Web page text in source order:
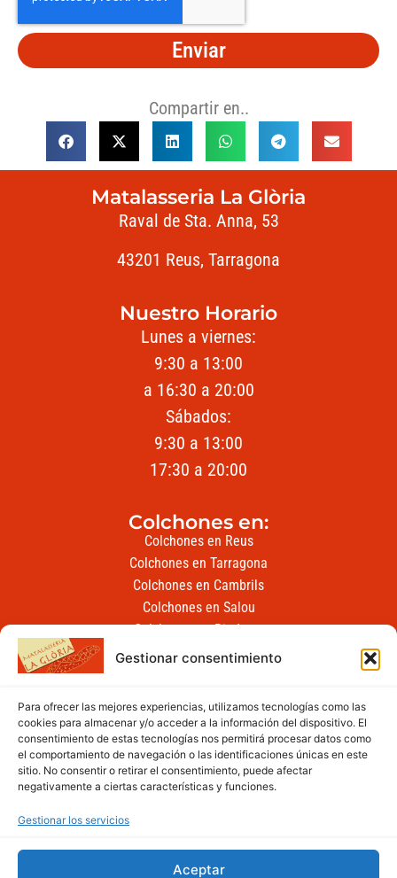
Gestionar consentimiento
Para ofrecer las mejores experiencias, utilizamos tecnologías como las
cookies para almacenar y/o acceder a la información del dispositivo. El
consentimiento de estas tecnologías nos permitirá procesar datos como
el comportamiento de navegación o las identificaciones únicas en este
sitio. No consentir o retirar el consentimiento, puede afectar
negativamente a ciertas características y funciones.
Gestionar los servicios
Aceptar
Enviar
Compartir en..
Matalasseria La Glòria
Raval de Sta. Anna, 53
43201 Reus, Tarragona
Nuestro Horario
Lunes a viernes:
9:30 a 13:00
a 16:30 a 20:00
Sábados:
9:30 a 13:00
17:30 a 20:00
Colchones en:
Colchones en Reus
Colchones en Tarragona
Colchones en Cambrils
Colchones en Salou
Colchones en Riudoms
Colchones en Vila-seca
Contacto
977 34 39 12
636 667 365
info@matalasserialagloria.com